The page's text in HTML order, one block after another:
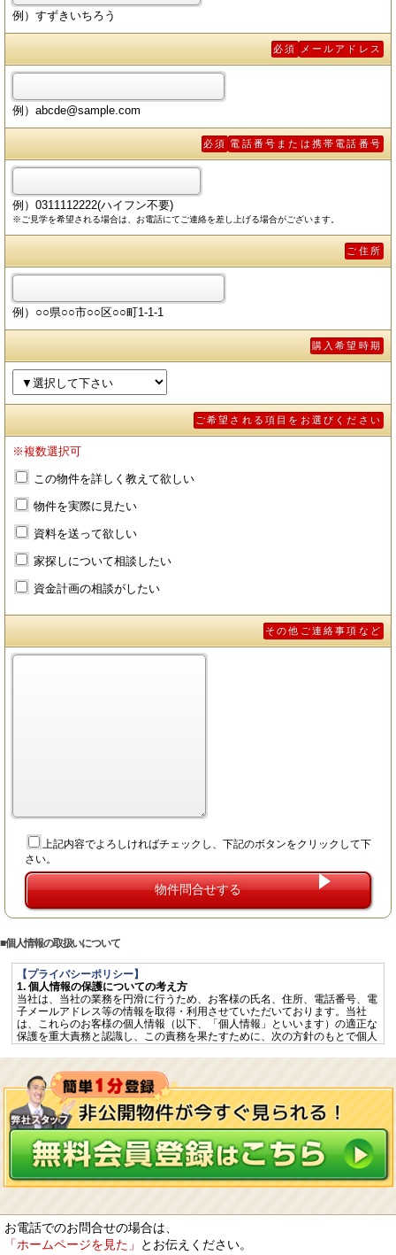
例）すずきいちろう
メールアドレス
必須
例）abcde@sample.com
電話番号または携帯電話番号
必須
例）0311112222(ハイフン不要)
※ご見学を希望される場合は、お電話にてご連絡を差し上げる場合がございます。
ご住所
例）○○県○○市○○区○○町1-1-1
購入希望時期
ご希望される項目をお選びください
※複数選択可
この物件を詳しく教えて欲しい
物件を実際に見たい
資料を送って欲しい
家探しについて相談したい
資金計画の相談がしたい
その他ご連絡事項など
上記内容でよろしければチェックし、下記のボタンをクリックして下
さい。
個人情報の取扱いについて
【プライバシーポリシー】
1. 個人情報の保護についての考え方
当社は、当社の業務を円滑に行うため、お客様の氏名、住所、電話番号、電
子メールアドレス等の情報を取得・利用させていただいております。当社
は、これらのお客様の個人情報（以下、「個人情報」といいます）の適正な
保護を重大責務と認識し、この責務を果たすために、次の方針のもとで個人
個人情報に適用される「個人情報の保護に関する法律」その他の関係法令を
遵守するとともに、一般に公正妥当と認められる個人情報の取扱いに関する
慣行に準拠し、適切に取り扱います。
個人情報の取扱いに関する規程を明確にし、従業者へ周知徹底します。ま
た、取引先等に対しても適切に個人情報を取り扱うように要請します。
個人情報の取得に際しては、利用目的を特定して通知又は公表し、その利用
目的に従って個人情報を取り扱います。
個人情報の漏洩、紛失、改ざん等を防止するため、必要な対策を講じて適切
な管理を行います。
保有する個人情報について、お客様本人からの開示、訂正、削除、利用停止
の依頼を所定の窓口でお受けして、誠意をもって対応します。
いを外部に委託することがあります。委託する場合には、適正な取扱いを確
保するための契約締結、実施状況の点検などを行います。
3. 第三者への開示・提供
お電話でのお問合せの場合は、
「ホームページを見た」
とお伝えください。